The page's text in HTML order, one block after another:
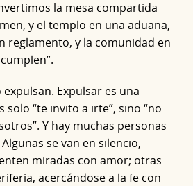
la mesa compartida
y el templo en una aduana,
reglamento, y la comunidad en
Expulsar es una
solo “te invito a irte”, sino “no
Y hay muchas personas
se van en silencio,
miradas con amor; otras
acercándose a la fe con